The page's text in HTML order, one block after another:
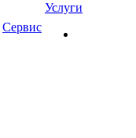
Сервис
Услуги